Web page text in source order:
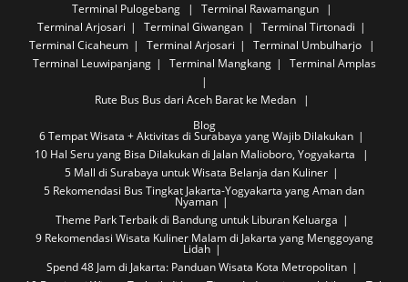
Terminal Pulogebang
Terminal Rawamangun
Terminal Arjosari
Terminal Giwangan
Terminal Tirtonadi
Terminal Cicaheum
Terminal Arjosari
Terminal Umbulharjo
Terminal Leuwipanjang
Terminal Mangkang Terminal Amplas
Rute Bus Bus dari Aceh Barat ke Medan
Blog
6 Tempat Wisata + Aktivitas di Surabaya yang Wajib Dilakukan
10 Hal Seru yang Bisa Dilakukan di Jalan Malioboro, Yogyakarta
5 Mall di Surabaya untuk Wisata Belanja dan Kuliner
5 Rekomendasi Bus Tingkat Jakarta-Yogyakarta yang Aman dan
Nyaman
Theme Park Terbaik di Bandung untuk Liburan Keluarga
9 Rekomendasi Wisata Kuliner Malam di Jakarta yang Menggoyang
Lidah
Spend 48 Jam di Jakarta: Panduan Wisata Kota Metropolitan